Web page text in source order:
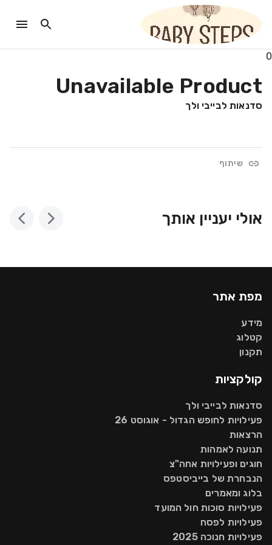
0
Unavailable Product
סדנאות לבייבי ולך
שיתוף
אולי יעניין אותך
מפת אתר
מידע
קטלוג
תקנון
קולקציות
סדנאות לבייבי ולך
פעילויות לחופש הגדול - אוגוסט 26
הרצאות
תנועה לאמהות
חוגים ופעילויות אחה"צ
הנבחרת של בייביסטפס
בלוג ומאמרים
פעילויות סוכות חול המועד
פעילויות לפסח
פעילויות חנוכה 2025